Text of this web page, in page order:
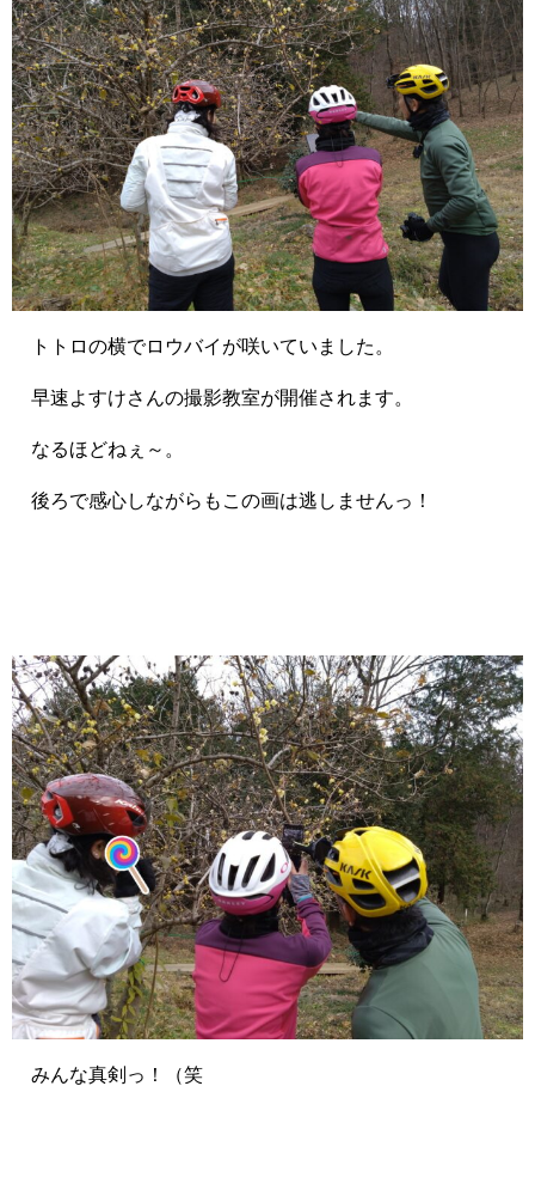
トトロの横でロウバイが咲いていました。
早速よすけさんの撮影教室が開催されます。
なるほどねぇ～。
後ろで感心しながらもこの画は逃しませんっ！
みんな真剣っ！（笑